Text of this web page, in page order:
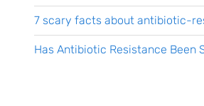
7 scary facts about antibiotic-
Has Antibiotic Resistance Been